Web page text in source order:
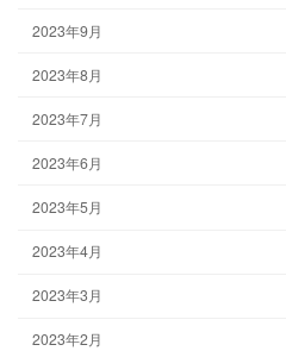
2023年9月
2023年8月
2023年7月
2023年6月
2023年5月
2023年4月
2023年3月
2023年2月